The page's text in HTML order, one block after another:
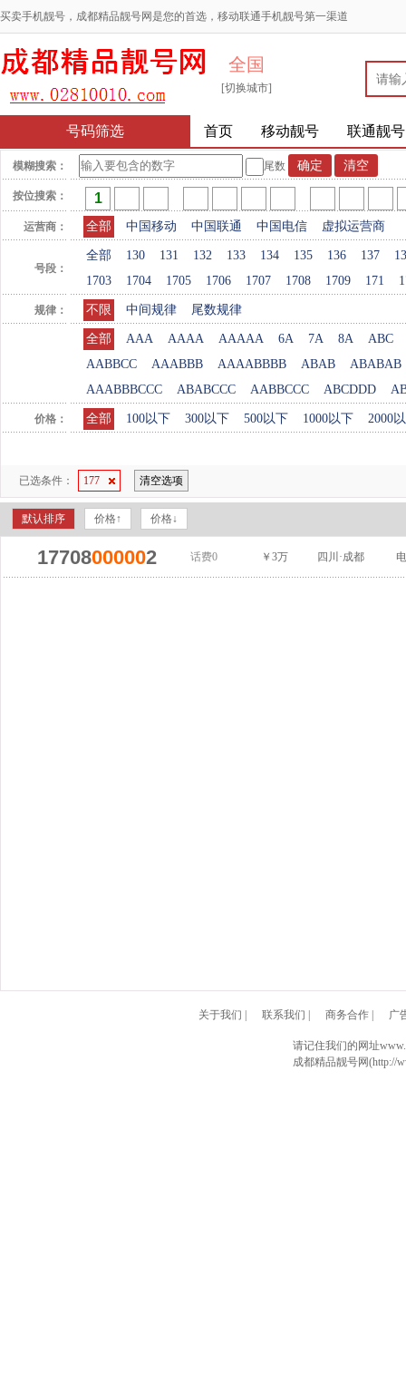
买卖手机靓号，成都精品靓号网是您的首选，移动联通手机靓号第一渠道
全国
[切换城市]
号码筛选 首页 移动靓号 联通靓号
模糊搜索： 尾数
按位搜索：
运营商： 全部 中国移动 中国联通 中国电信 虚拟运营商
号段：
全部 130 131 132 133 134 135 136 137
1703
1704 1705 1706 1707 1708 1709 171
规律： 不限 中间规律 尾数规律
全部 AAA AAAA AAAAA 6A 7A 8A
ABC
AABBCC
AAABBB AAAABBBB ABAB
ABABAB
AAABBBCCC
ABABCCC AABBCCC ABCDDD
价格： 全部 100以下 300以下 500以下 1000以下 2000
已选条件： 177 清空选项
默认排序 价格↑ 价格↓
17708000002 话费0 ￥3万 四川·成都
关于我们 联系我们 商务合作| 广
请记住我们的网址
成都精品靓号网(http://